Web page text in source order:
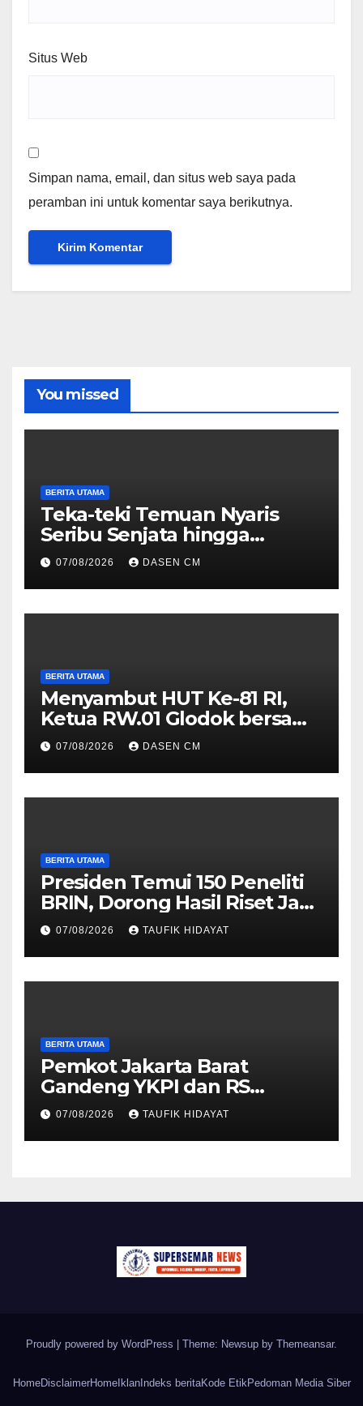
Situs Web
Simpan nama, email, dan situs web saya pada
peramban ini untuk komentar saya berikutnya.
You missed
BERITA UTAMA
Teka-teki Temuan Nyaris
Seribu Senjata hingga
Narkoba di Sekolah Jaksel
07/08/2026 DASEN CM
BERITA UTAMA
Menyambut HUT Ke-81 RI,
Ketua RW.01 Glodok bersama
Tiga Pilar Kecamatan
mengadakan kegiatan Jumat
berkah
07/08/2026 DASEN CM
BERITA UTAMA
Presiden Temui 150 Peneliti
BRIN, Dorong Hasil Riset Jadi
Dasar Kebijakan Nasional
07/08/2026 TAUFIK HIDAYAT
BERITA UTAMA
Pemkot Jakarta Barat
Gandeng YKPI dan RS
Dharmais, Puluhan Kader
PKK Ikuti Skrining Deteksi
Dini Kanker Payudara
07/08/2026 TAUFIK HIDAYAT
Proudly powered by WordPress Theme: Newsup by Themeansar.
HomeDisclaimerHomeIklanIndeks beritaKode EtikPedoman Media Siber